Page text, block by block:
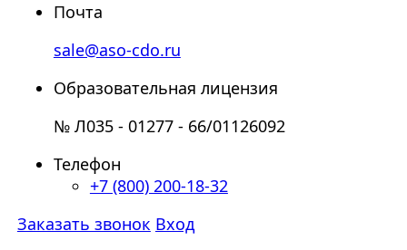
Почта
sale@aso-cdo.ru
Образовательная лицензия
№ Л035 - 01277 - 66/01126092
Телефон
+7 (800) 200-18-32
Заказать звонок Вход